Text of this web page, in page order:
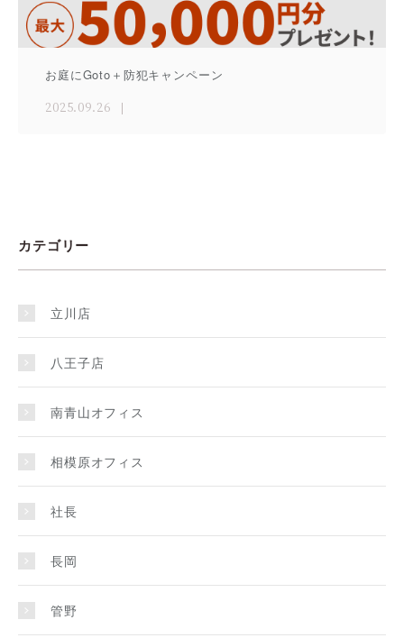
お庭にGoto＋防犯キャンペーン
2025.09.26
カテゴリー
立川店
八王子店
南青山オフィス
相模原オフィス
社長
長岡
管野